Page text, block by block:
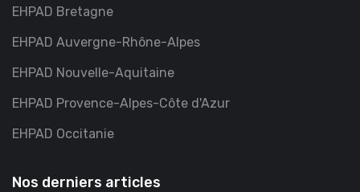
EHPAD Bretagne
EHPAD Auvergne-Rhône-Alpes
EHPAD Nouvelle-Aquitaine
EHPAD Provence-Alpes-Côte d'Azur
EHPAD Occitanie
Nos derniers articles